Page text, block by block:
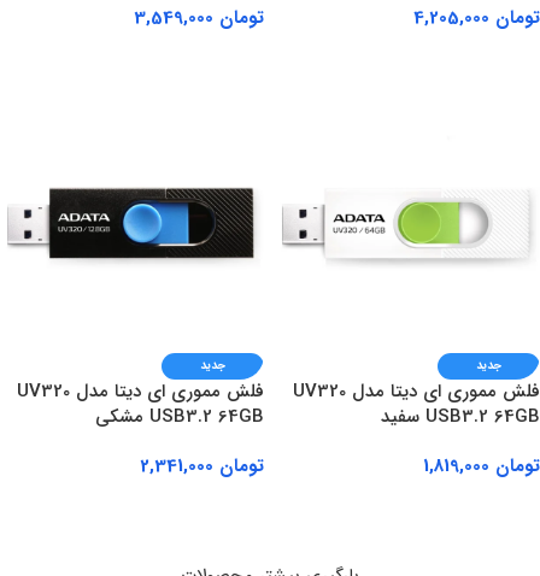
تومان
تومان
جدید
فلش مموری ای دیتا مدل UV320
USB3.2 64GB سفید
تومان
جدید
فلش مموری ای دیتا مدل UV320
USB3.2 64GB مشکی
تومان